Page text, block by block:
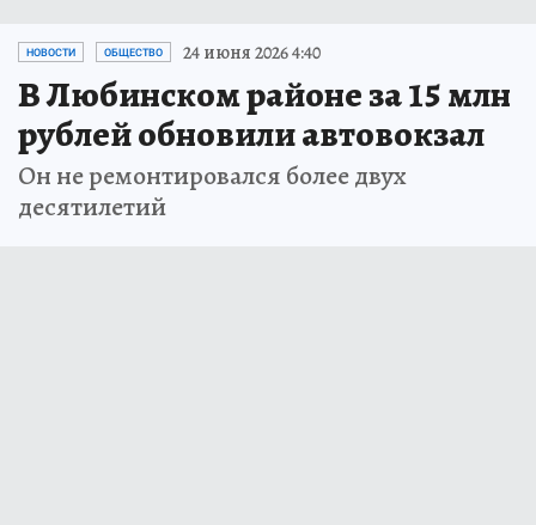
НОВОСТИ ОБЩЕСТВО 24 июня 2026 4:40
В Любинском районе за 15 млн
рублей обновили автовокзал
Он не ремонтировался более двух
десятилетий